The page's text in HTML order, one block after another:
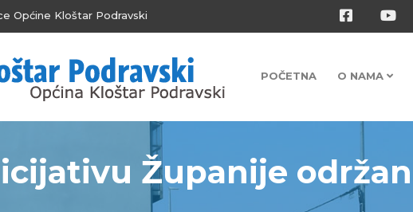
Općine Kloštar Podravski
POČETNA O NAMA
Županije održan